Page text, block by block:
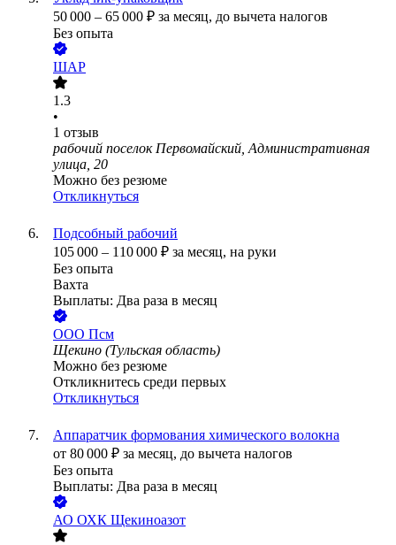
50 000 – 65 000 ₽ за месяц, до вычета налогов
Без опыта
ШАР
1.3
•
1 отзыв
рабочий поселок Первомайский, Административная
улица, 20
Можно без резюме
Откликнуться
Подсобный рабочий
105 000 – 110 000 ₽ за месяц, на руки
Без опыта
Вахта
Выплаты: Два раза в месяц
ООО Псм
Щекино (Тульская область)
Можно без резюме
Откликнитесь среди первых
Откликнуться
Аппаратчик формования химического волокна
от 80 000 ₽ за месяц, до вычета налогов
Без опыта
Выплаты: Два раза в месяц
АО ОХК Щекиноазот